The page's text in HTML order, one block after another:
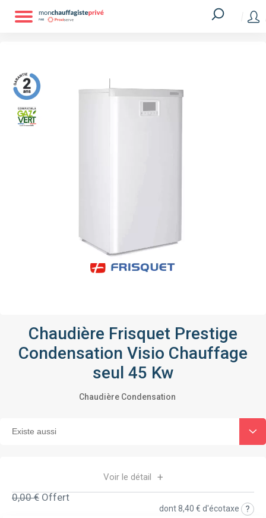
Chaudière Frisquet Prestige
Condensation Visio Chauffage
seul 45 Kw
Chaudière Condensation
Voir le détail
0,00 € Offert
dont8,40 € d'écotaxe